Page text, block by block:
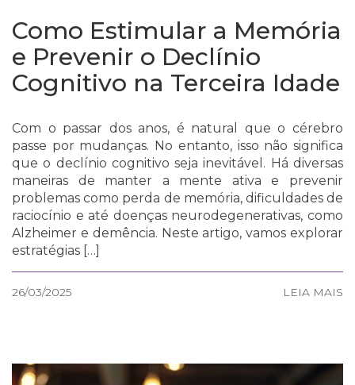
Como Estimular a Memória
e Prevenir o Declínio
Cognitivo na Terceira Idade
Com o passar dos anos, é natural que o cérebro
passe por mudanças. No entanto, isso não significa
que o declínio cognitivo seja inevitável. Há diversas
maneiras de manter a mente ativa e prevenir
problemas como perda de memória, dificuldades de
raciocínio e até doenças neurodegenerativas, como
Alzheimer e demência. Neste artigo, vamos explorar
estratégias […]
26/03/2025 LEIA MAIS